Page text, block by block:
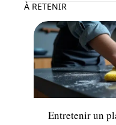
À RETENIR
Maison
Entretenir un